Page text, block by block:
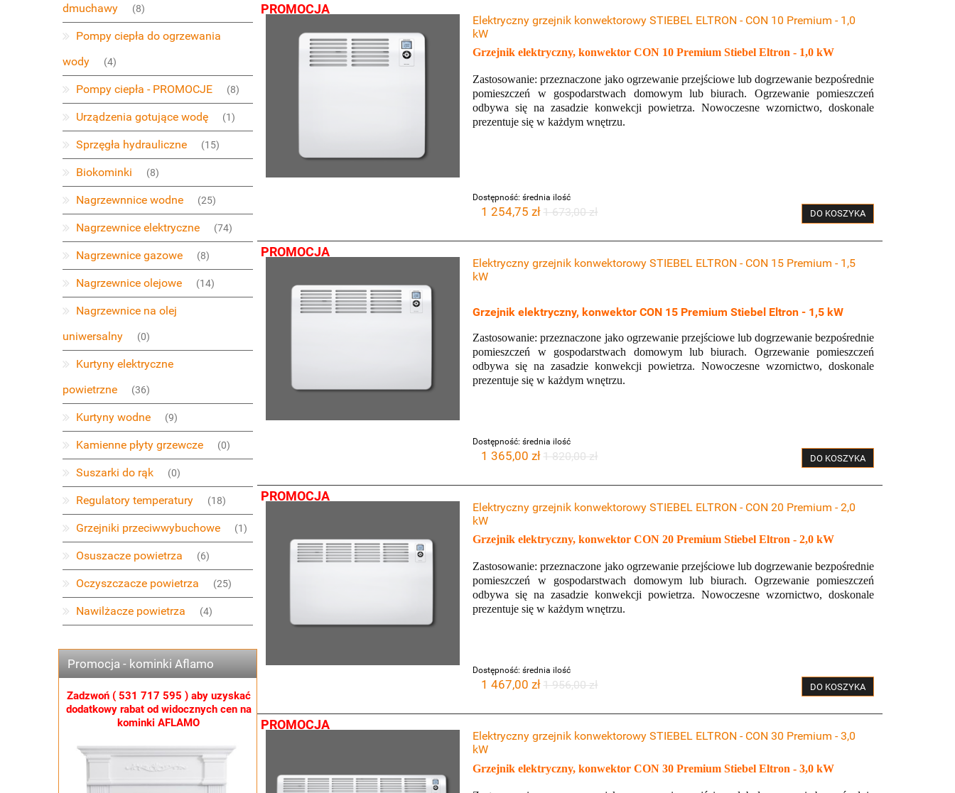
dmuchawy
(8)
Pompy ciepła do ogrzewania
wody
(4)
Pompy ciepła - PROMOCJE (8)
Urządzenia gotujące wodę (1)
Sprzęgła hydrauliczne (15)
Biokominki (8)
Nagrzewnnice wodne (25)
Nagrzewnice elektryczne (74)
Nagrzewnice gazowe (8)
Nagrzewnice olejowe (14)
Nagrzewnice na olej
uniwersalny
(0)
Kurtyny elektryczne
powietrzne
(36)
Kurtyny wodne (9)
Kamienne płyty grzewcze (0)
Suszarki do rąk (0)
Regulatory temperatury (18)
Grzejniki przeciwwybuchowe (1)
Osuszacze powietrza (6)
Oczyszczacze powietrza (25)
Nawilżacze powietrza (4)
Promocja - kominki Aflamo
Zadzwoń ( 531 717 595 ) aby uzyskać
dodatkowy rabat od widocznych cen na
kominki AFLAMO
kominki AFLAMO
Zadzwoń ( 531 717 595 ) aby uzyskać
kominki AFLAMO
Zadzwoń ( 531 717 595 ) aby uzyskać
kominki AFLAMO
Elektryczny grzejnik konwektorowy STIEBEL ELTRON - CON 10 Premium - 1,0
kW
Grzejnik elektryczny, konwektor CON 10 Premium Stiebel Eltron - 1,0 kW
Zastosowanie: przeznaczone jako ogrzewanie przejściowe lub dogrzewanie bezpośrednie
pomieszczeń w gospodarstwach domowym lub biurach. Ogrzewanie pomieszczeń
odbywa się na zasadzie konwekcji powietrza. Nowoczesne wzornictwo, doskonale
prezentuje się w każdym wnętrzu.
Dostępność: średnia ilość
1 254,75 zł 1 673,00 zł DO KOSZYKA
PROMOCJA
Elektryczny grzejnik konwektorowy STIEBEL ELTRON - CON 15 Premium - 1,5
kW
Grzejnik elektryczny, konwektor CON 15 Premium Stiebel Eltron - 1,5 kW
Zastosowanie: przeznaczone jako ogrzewanie przejściowe lub dogrzewanie bezpośrednie
pomieszczeń w gospodarstwach domowym lub biurach. Ogrzewanie pomieszczeń
odbywa się na zasadzie konwekcji powietrza. Nowoczesne wzornictwo, doskonale
prezentuje się w każdym wnętrzu.
Dostępność: średnia ilość
1 365,00 zł 1 820,00 zł DO KOSZYKA
PROMOCJA
Elektryczny grzejnik konwektorowy STIEBEL ELTRON - CON 20 Premium - 2,0
kW
Grzejnik elektryczny, konwektor CON 20 Premium Stiebel Eltron - 2,0 kW
Zastosowanie: przeznaczone jako ogrzewanie przejściowe lub dogrzewanie bezpośrednie
pomieszczeń w gospodarstwach domowym lub biurach. Ogrzewanie pomieszczeń
odbywa się na zasadzie konwekcji powietrza. Nowoczesne wzornictwo, doskonale
prezentuje się w każdym wnętrzu.
Dostępność: średnia ilość
1 467,00 zł 1 956,00 zł DO KOSZYKA
PROMOCJA
Elektryczny grzejnik konwektorowy STIEBEL ELTRON - CON 30 Premium - 3,0
kW
Grzejnik elektryczny, konwektor CON 30 Premium Stiebel Eltron - 3,0 kW
PROMOCJA